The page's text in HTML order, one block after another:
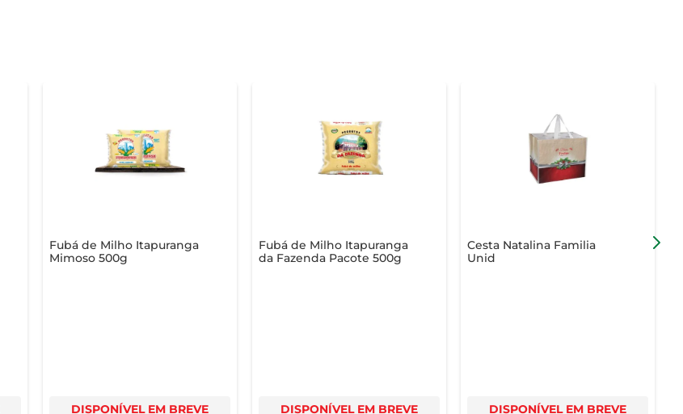
Fubá de Milho Itapuranga
Mimoso 500g
DISPONÍVEL EM BREVE
Fubá de Milho Itapuranga
da Fazenda Pacote 500g
DISPONÍVEL EM BREVE
Cesta Natalina Familia
Unid
DISPONÍVEL EM BREVE